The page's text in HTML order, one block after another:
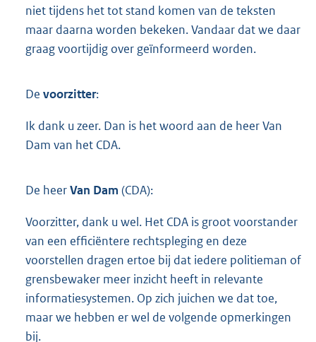
niet tijdens het tot stand komen van de teksten
maar daarna worden bekeken. Vandaar dat we daar
graag voortijdig over geïnformeerd worden.
De voorzitter:
Ik dank u zeer. Dan is het woord aan de heer Van
Dam van het CDA.
De heerVan Dam (CDA):
Voorzitter, dank u wel. Het CDA is groot voorstander
van een efficiëntere rechtspleging en deze
voorstellen dragen ertoe bij dat iedere politieman of
grensbewaker meer inzicht heeft in relevante
informatiesystemen. Op zich juichen we dat toe,
maar we hebben er wel de volgende opmerkingen
bij.